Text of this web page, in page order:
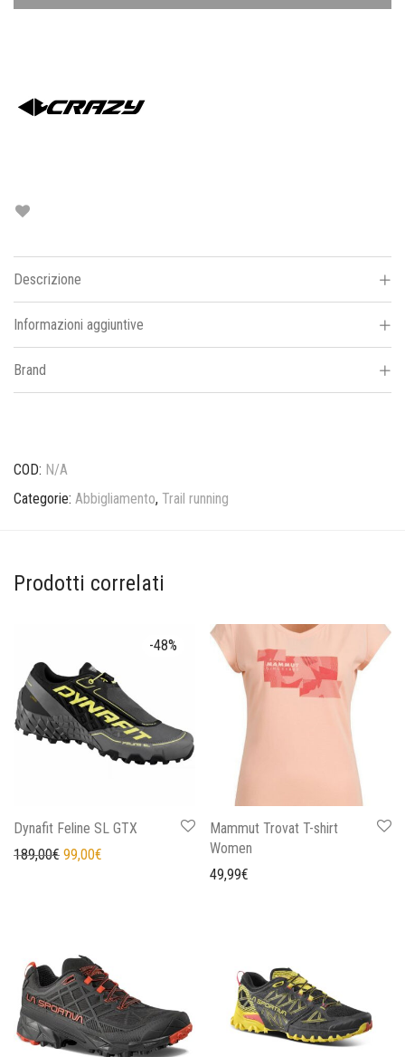
Descrizione
Informazioni aggiuntive
Brand
COD: N/A
Categorie: Abbigliamento, Trail running
Prodotti correlati
-48%
Dynafit Feline SL GTX
189,00€ Il prezzo originale era: 189,00€.
99,00€ Il prezzo attuale è: 99,00€.
Mammut Trovat T-shirt
Women
49,99€